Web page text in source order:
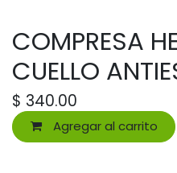
COMPRESA
CUELLO
$ 340.00
Agregar al carrito